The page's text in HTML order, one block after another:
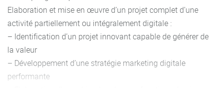
Elaboration et mise en œuvre d’un projet complet d’une
activité partiellement ou intégralement digitale :
– Identification d’un projet innovant capable de générer de
la valeur
– Développement d’une stratégie marketing digitale
performante